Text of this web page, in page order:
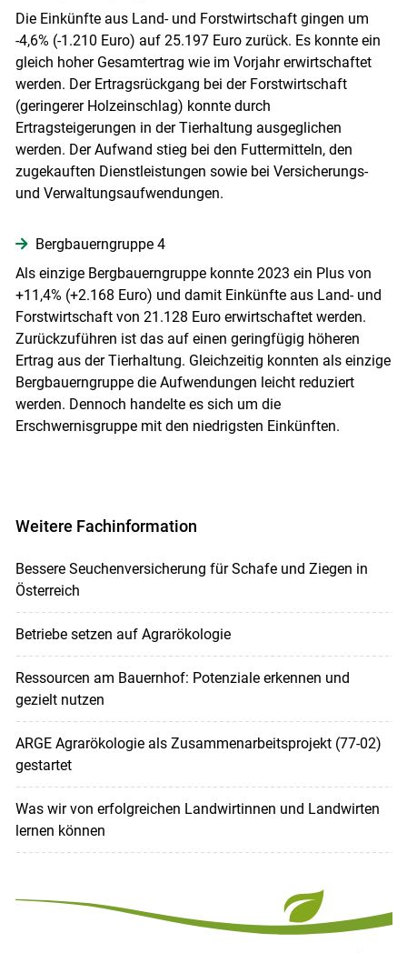
Die Einkünfte aus Land- und Forstwirtschaft gingen um
-4,6% (-1.210 Euro) auf 25.197 Euro zurück. Es konnte ein
gleich hoher Gesamtertrag wie im Vorjahr erwirtschaftet
werden. Der Ertragsrückgang bei der Forstwirtschaft
(geringerer Holzeinschlag) konnte durch
Ertragsteigerungen in der Tierhaltung ausgeglichen
werden. Der Aufwand stieg bei den Futtermitteln, den
zugekauften Dienstleistungen sowie bei Versicherungs-
und Verwaltungsaufwendungen.
Bergbauerngruppe 4
Als einzige Bergbauerngruppe konnte 2023 ein Plus von
+11,4% (+2.168 Euro) und damit Einkünfte aus Land- und
Forstwirtschaft von 21.128 Euro erwirtschaftet werden.
Zurückzuführen ist das auf einen geringfügig höheren
Ertrag aus der Tierhaltung. Gleichzeitig konnten als einzige
Bergbauerngruppe die Aufwendungen leicht reduziert
werden. Dennoch handelte es sich um die
Erschwernisgruppe mit den niedrigsten Einkünften.
Weitere Fachinformation
Bessere Seuchenversicherung für Schafe und Ziegen in
Österreich
Betriebe setzen auf Agrarökologie
Ressourcen am Bauernhof: Potenziale erkennen und
gezielt nutzen
ARGE Agrarökologie als Zusammenarbeitsprojekt (77-02)
gestartet
Was wir von erfolgreichen Landwirtinnen und Landwirten
lernen können